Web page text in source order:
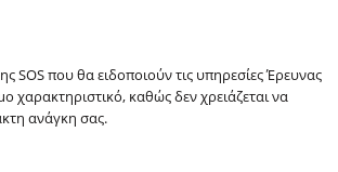
SOS που θα ειδοποιούν τις υπηρεσίες Έρευνας
χαρακτηριστικό, καθώς δεν χρειάζεται να
ανάγκη σας.